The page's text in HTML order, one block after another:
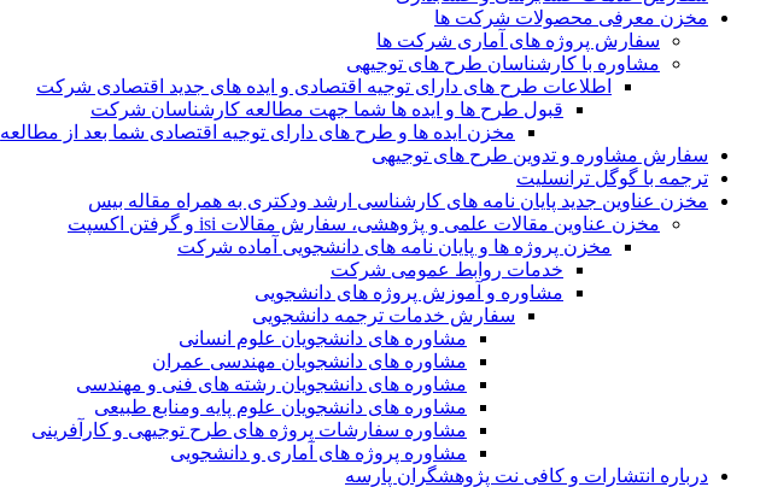
مخزن معرفی محصولات شرکت ها
سفارش پروژه های آماری شرکت ها
مشاوره با کارشناسان طرح های توجیهی
اطلاعات طرح های دارای توجیه اقتصادی و ایده های جدید اقتصادی شرکت
قبول طرح ها و ایده ها شما جهت مطالعه کارشناسان شرکت
مخزن ایده ها و طرح های دارای توجیه اقتصادی شما بعد از مطالعه
سفارش مشاوره و تدوین طرح های توجیهی
ترجمه با گوگل ترانسلیت
مخزن عناوین جدید پایان نامه های کارشناسی ارشد ودکتری به همراه مقاله بیس
مخزن عناوین مقالات علمی و پژوهشی، سفارش مقالات isi و گرفتن اکسپت
مخزن پروژه ها و پایان نامه های دانشجویی آماده شرکت
خدمات روابط عمومی شرکت
مشاوره و آموزش پروژه های دانشجویی
سفارش خدمات ترجمه دانشجویی
مشاوره های دانشجویان علوم انسانی
مشاوره های دانشجویان مهندسی عمران
مشاوره های دانشجویان رشته های فنی و مهندسی
مشاوره های دانشجویان علوم پایه ومنابع طبیعی
مشاوره سفارشات پروژه های طرح توجیهی و کارآفرینی
مشاوره پروژه های آماری و دانشجویی
درباره انتشارات و کافی نت پژوهشگران پارسه